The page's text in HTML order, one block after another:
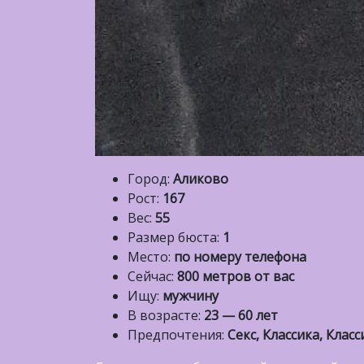
Город: Аликово
Рост: 167
Вес: 55
Размер бюста: 1
Место: по номеру телефона
Сейчас: 800 метров от вас
Ищу: мужчину
В возрасте: 23 — 60 лет
Предпочтения: Секс, Классика,